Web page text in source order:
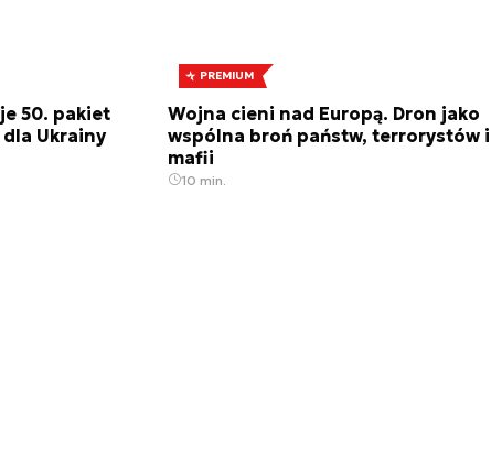
50. pakiet
Ukrainy
PREMIUM
Wojna cieni nad Europą. Dron jako
wspólna broń państw, terrorystów i
mafii
10 min.